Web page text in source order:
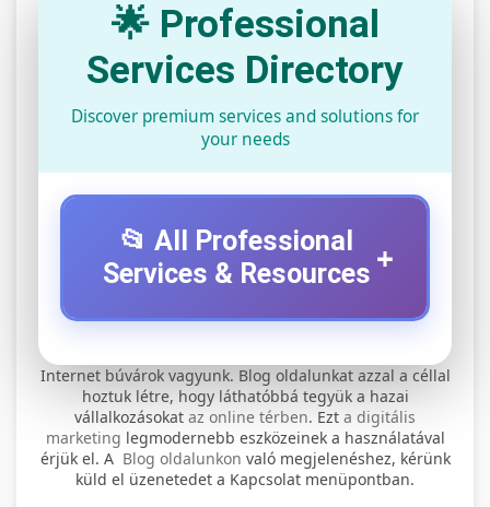
🌟 Professional
Services Directory
Discover premium services and solutions for
your needs
📂 All Professional
Services & Resources +
szervíz
+
Professional electric scooter repair and
maintenance services. Expert technicians
provide quality service for all major brands and
📊 2. online marketing
ügynökség
+
Internet búvárok vagyunk. Blog oldalunkat azzal a céllal
hoztuk létre, hogy láthatóbbá tegyük a hazai
vállalkozásokat az online térben. Ezt a digitális
marketing legmodernebb eszközeinek a használatával
érjük el. A Blog oldalunkon való megjelenéshez, kérünk
küld el üzenetedet a Kapcsolat menüpontban.